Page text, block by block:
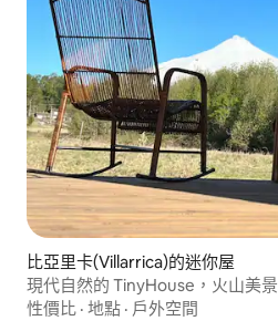
比亞里卡(Villarrica)的迷你屋
現代自然的 TinyHouse，火山美景
性價比 · 地點 · 戶外空間